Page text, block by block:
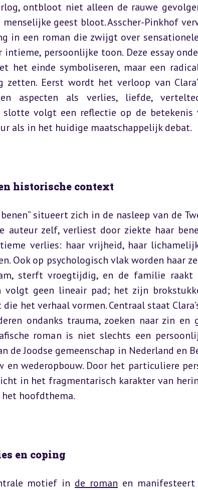
ontbloot niet alleen de rauwe
geest bloot. Asscher-Pinkhof
in een roman die zwijgt over
intieme, persoonlijke toon. Deze essay
het einde symboliseren, maar een
Eerst wordt het verloop van
aspecten als verlies, liefde,
slotte volgt een reflectie op de betekenis
als in het huidige maatschappelijk debat.
historische context
benen” situeert zich in de nasleep van de
auteur zelf, verliest door ziekte haar
verlies: haar vrijheid, haar
Ook op psychologisch vlak worden haar
sterft vroegtijdig, en de familie
volgt geen lineair pad; het zijn
het verhaal vormen. Centraal staat
ondanks trauma, zoeken naar zin
roman is niet slechts een
de Joodse gemeenschap in Nederland en
en wederopbouw. Door het particuliere
in het fragmentarisch karakter van
hoofdthema.
en coping
motief in de roman en